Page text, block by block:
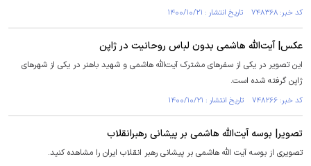
کد خبر: ۷۴۸۳۶۸ تاریخ انتشار : ۱۴۰۰/۱۰/۲۱
عکس| آیت‌الله هاشمی بدون لباس روحانیت در ژاپن
این تصویر در یکی از سفر‌های مشترک آیت‌الله هاشمی و شهید باهنر در یکی از شهر‌های
ژاپن گرفته شده است.
کد خبر: ۷۴۸۲۶۶ تاریخ انتشار : ۱۴۰۰/۱۰/۲۱
تصویر| بوسه آیت‌الله هاشمی بر پیشانی رهبرانقلاب
تصویری از بوسه آیت الله هاشمی بر پیشانی رهبر انقلاب ایران را مشاهده کنید.